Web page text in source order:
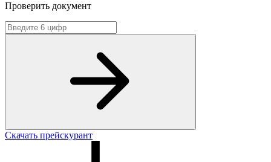
Проверить документ
Скачать прейскурант